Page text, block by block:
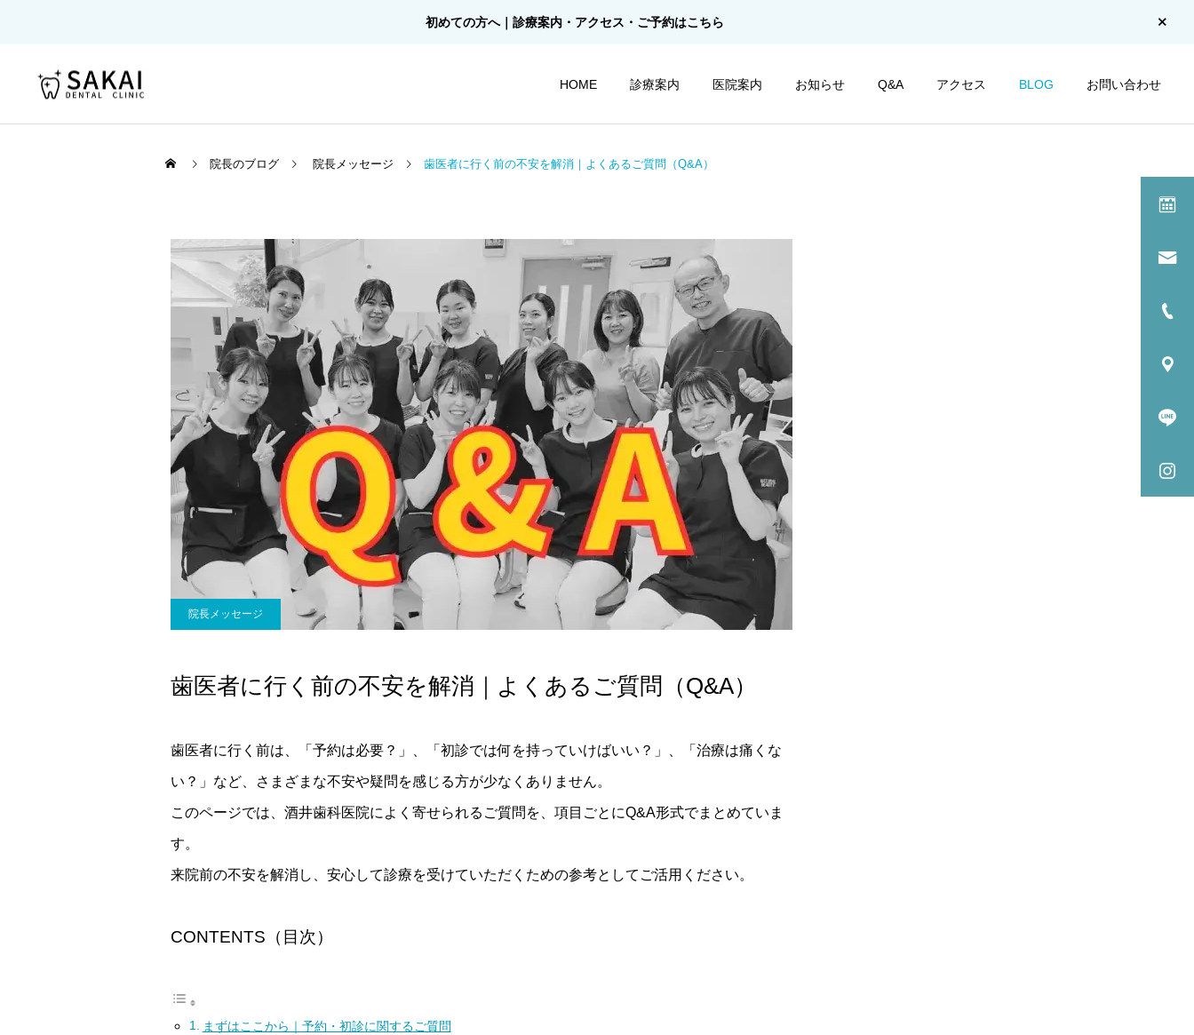
初めての方へ｜診療案内・アクセス・ご予約はこちら
HOME 診療案内 医院案内 お知らせ Q&A アクセス BLOG お問い合わせ
院長のブログ 院長メッセージ 歯医者に行く前の不安を解消｜よくあるご質問（Q&A）
院長メッセージ
歯医者に行く前の不安を解消｜よくあるご質問（Q&A）
歯医者に行く前は、「予約は必要？」、「初診では何を持っていけばいい？」、「治療は痛くな
い？」など、さまざまな不安や疑問を感じる方が少なくありません。
このページでは、酒井歯科医院によく寄せられるご質問を、項目ごとにQ&A形式でまとめていま
す。
来院前の不安を解消し、安心して診療を受けていただくための参考としてご活用ください。
CONTENTS（目次）
まずはここから｜予約・初診に関するご質問